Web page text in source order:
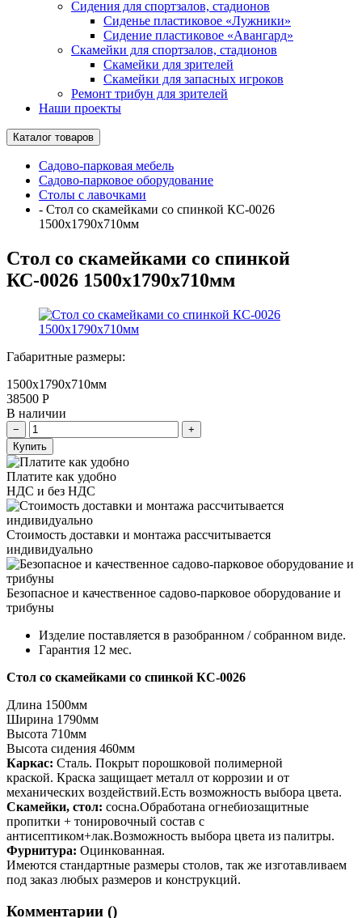
Сидения для спортзалов, стадионов
Сиденье пластиковое «Лужники»
Сидение пластиковое «Авангард»
Скамейки для спортзалов, стадионов
Скамейки для зрителей
Скамейки для запасных игроков
Ремонт трибун для зрителей
Наши проекты
Каталог товаров
Садово-парковая мебель
Садово-парковое оборудование
Столы с лавочками
- Стол со скамейками со спинкой КС-0026
1500х1790х710мм
Стол со скамейками со спинкой
КС-0026 1500х1790х710мм
Габаритные размеры:
1500х1790х710мм
38500 Р
В наличии
Купить
Платите как удобно
НДС и без НДС
Стоимость доставки и монтажа рассчитывается
индивидуально
Безопасное и качественное садово-парковое оборудование и
трибуны
Изделие поставляется в разобранном / собранном виде.
Гарантия 12 мес.
Стол со скамейками со спинкой КС-0026
Длина 1500мм
Ширина 1790мм
Высота 710мм
Высота сидения 460мм
Каркас: Cталь. Покрыт порошковой полимерной
краской. Краска защищает металл от коррозии и от
механических воздействий.Есть возможность выбора цвета.
Скамейки, стол: сосна.Обработана огнебиозащитные
пропитки + тонировочный состав с
антисептиком+лак.Возможность выбора цвета из палитры.
Фурнитура: Оцинкованная.
Имеются стандартные размеры столов, так же изготавливаем
под заказ любых размеров и конструкций.
Комментарии ()